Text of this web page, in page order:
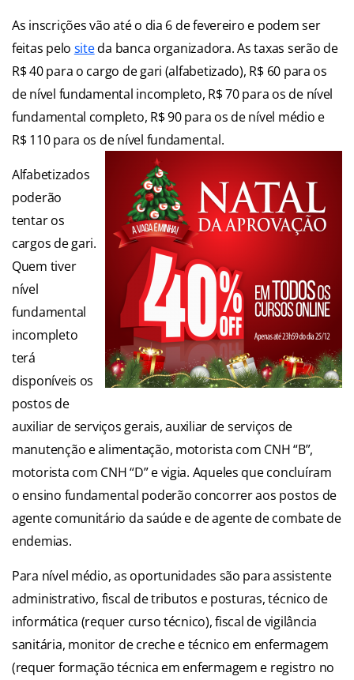
As inscrições vão até o dia 6 de fevereiro e podem ser
feitas pelo siteda banca organizadora. As taxas serão de
R$ 40 para o cargo de gari (alfabetizado), R$ 60 para os
de nível fundamental incompleto, R$ 70 para os de nível
fundamental completo, R$ 90 para os de nível médio e
R$ 110 para os de nível fundamental.
Alfabetizados
poderão
tentar os
cargos de gari.
Quem tiver
nível
fundamental
incompleto
terá
disponíveis os
postos de
auxiliar de serviços gerais, auxiliar de serviços de
manutenção e alimentação, motorista com CNH “B”,
motorista com CNH “D” e vigia. Aqueles que concluíram
o ensino fundamental poderão concorrer aos postos de
agente comunitário da saúde e de agente de combate de
endemias.
Para nível médio, as oportunidades são para assistente
administrativo, fiscal de tributos e posturas, técnico de
informática (requer curso técnico), fiscal de vigilância
sanitária, monitor de creche e técnico em enfermagem
(requer formação técnica em enfermagem e registro no